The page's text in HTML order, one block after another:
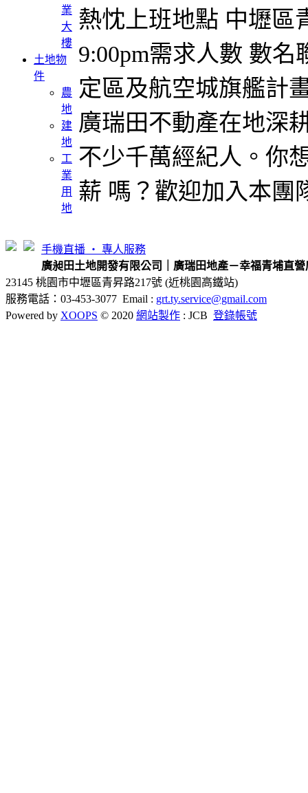
業
大
樓
土地物
件
農
地
建
地
工
業
用
地
熱忱上班地點 中壢區
9:00pm需求人數 數名
定區及航空城旗艦計
廣瑞田不動產在地深
不少千萬經紀人。你
薪 嗎？歡迎加入本
手機直播 ‧ 專人服務
廣昶田土地開發有限公司｜廣瑞田地產－幸福青埔直營
23145 桃園市中壢區青昇路217號 (近桃園高鐵站)
服務電話：03-453-3077 Email : grt.ty.service@gmail.com
Powered by XOOPS © 2020 網站製作 : JCB 登錄帳號